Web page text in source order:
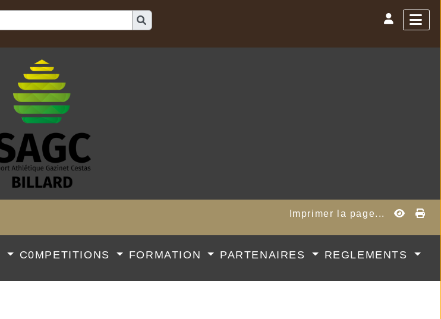
Imprimer la page...
C0MPETITIONS FORMATION PARTENAIRES REGLEMENTS